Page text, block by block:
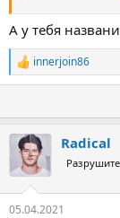
А у тебя
Р
е
и
и
:
innerjoin86
Radical
05.04.2021